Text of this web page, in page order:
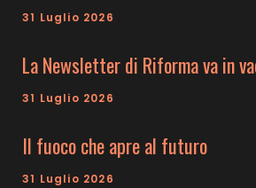
31 Luglio 2026
La Newsletter di Riforma va in
31 Luglio 2026
Il fuoco che apre al futuro
31 Luglio 2026